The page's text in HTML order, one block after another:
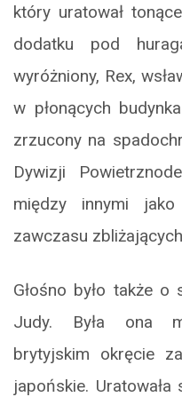
który uratował
dodatku pod
wyróżniony, Rex,
w płonących
zrzucony na
Dywizji
między innymi jako
zawczasu
Głośno było także
Judy. Była ona
brytyjskim okręcie
japońskie.